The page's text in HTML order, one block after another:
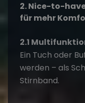
2. Nice-to-
für mehr
2.1
Ein Tuch oder
werden – als
Stirnband.